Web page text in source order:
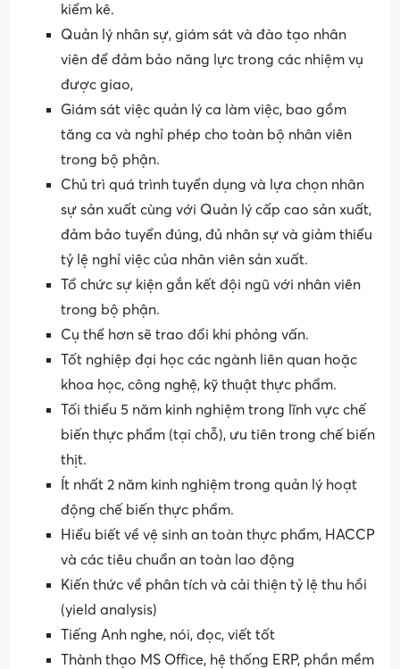
kiểm kê.
Quản lý nhân sự, giám sát và đào tạo nhân
viên để đảm bảo năng lực trong các nhiệm vụ
được giao,
Giám sát việc quản lý ca làm việc, bao gồm
tăng ca và nghỉ phép cho toàn bộ nhân viên
trong bộ phận.
Chủ trì quá trình tuyển dụng và lựa chọn nhân
sự sản xuất cùng với Quản lý cấp cao sản xuất,
đảm bảo tuyển đúng, đủ nhân sự và giảm thiểu
tỷ lệ nghỉ việc của nhân viên sản xuất.
Tổ chức sự kiện gắn kết đội ngũ với nhân viên
trong bộ phận.
Cụ thể hơn sẽ trao đổi khi phỏng vấn.
Tốt nghiệp đại học các ngành liên quan hoặc
khoa học, công nghệ, kỹ thuật thực phẩm.
Tối thiểu 5 năm kinh nghiệm trong lĩnh vực chế
biến thực phẩm (tại chỗ), ưu tiên trong chế biến
thịt.
Ít nhất 2 năm kinh nghiệm trong quản lý hoạt
động chế biến thực phẩm.
Hiểu biết về vệ sinh an toàn thực phẩm, HACCP
và các tiêu chuẩn an toàn lao động
Kiến thức về phân tích và cải thiện tỷ lệ thu hồi
(yield analysis)
Tiếng Anh nghe, nói, đọc, viết tốt
Thành thạo MS Office, hệ thống ERP, phần mềm